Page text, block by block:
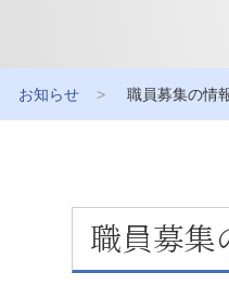
お知らせ 職員募集の情
職員募集